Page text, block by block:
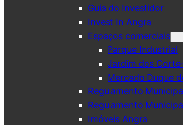
Guia do Investidor
Invest In Angra
Espaços comerciais
Parque Industrial
Jardim dos
Mercado Duque
Regulamento
Regulamento
Imóveis Angra